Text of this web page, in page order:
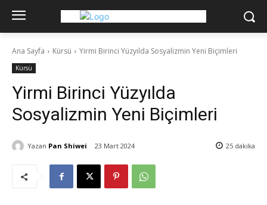
Ana Sayfa Kürsü Yirmi Birinci Yüzyılda Sosyalizmin Yeni Biçimleri
Kürsü
Yirmi Birinci Yüzyılda
Sosyalizmin Yeni Biçimleri
Yazan Pan Shiwei 23 Mart 2024 25 dakika